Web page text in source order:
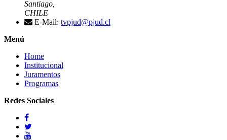
Santiago,
CHILE
E-Mail: tvpjud@pjud.cl
Menú
Home
Institucional
Juramentos
Programas
Redes Sociales